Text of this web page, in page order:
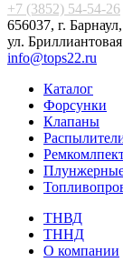
+7 (3852) 54-54-26
656037, г. Барнаул,
ул.
info@tops22.ru
Каталог
Форсунки
Клапаны
ТНВД
ТННД
О компании